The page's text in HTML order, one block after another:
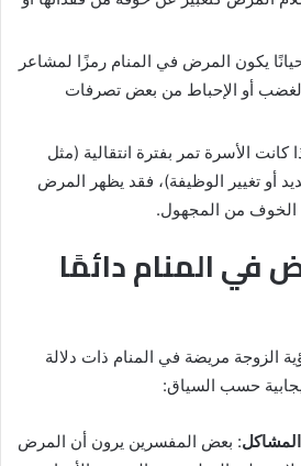
يكون المرض في المنام رمزًا لمشاعر
أو الإحباط من بعض تصرفات
كانت الأسرة تمر بفترة انتقالية (مثل
أو تغيير الوظيفة)، فقد يظهر المرض
الخوف من المجهول.
في المنام دائمًا
الزوجة مريضة في المنام ذات دلالة
حسب السياق:
: بعض المفسرين يرون أن المرض